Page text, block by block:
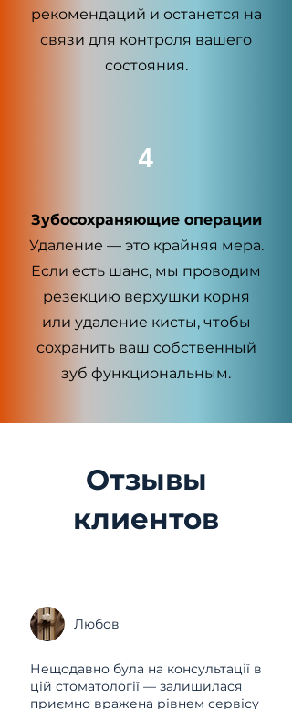
рекомендаций и останется на
связи для контроля вашего
состояния.
4
Зубосохраняющие операции
Удаление — это крайняя мера.
Если есть шанс, мы проводим
резекцию верхушки корня
или удаление кисты, чтобы
сохранить ваш собственный
зуб функциональным.
Отзывы
клиентов
Любов
Нещодавно була на консультації в
цій стоматології — залишилася
приємно вражена рівнем сервісу